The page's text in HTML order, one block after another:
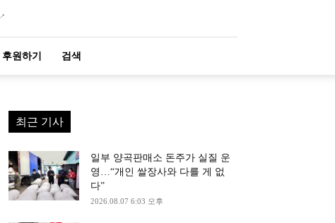
후원하기 검색
최근 기사
일부 양곡판매소 돈주가 실질 운
영…“개인 쌀장사와 다를 게 없
다”
2026.08.07 6:03 오후